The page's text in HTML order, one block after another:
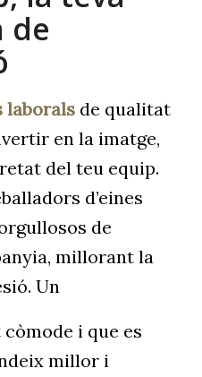
de
laborals de qualitat
en la imatge,
del teu equip.
d’eines
de
millorant la
Un
i que es
millor i